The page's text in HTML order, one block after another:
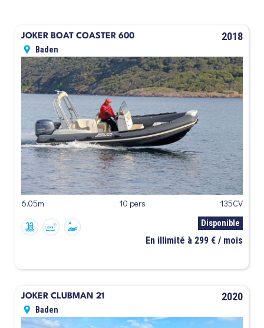
JOKER BOAT COASTER 600 2018
Baden
6.05m 10 pers 135CV
Disponible
En illimité à 299 € / mois
JOKER CLUBMAN 21 2020
Baden